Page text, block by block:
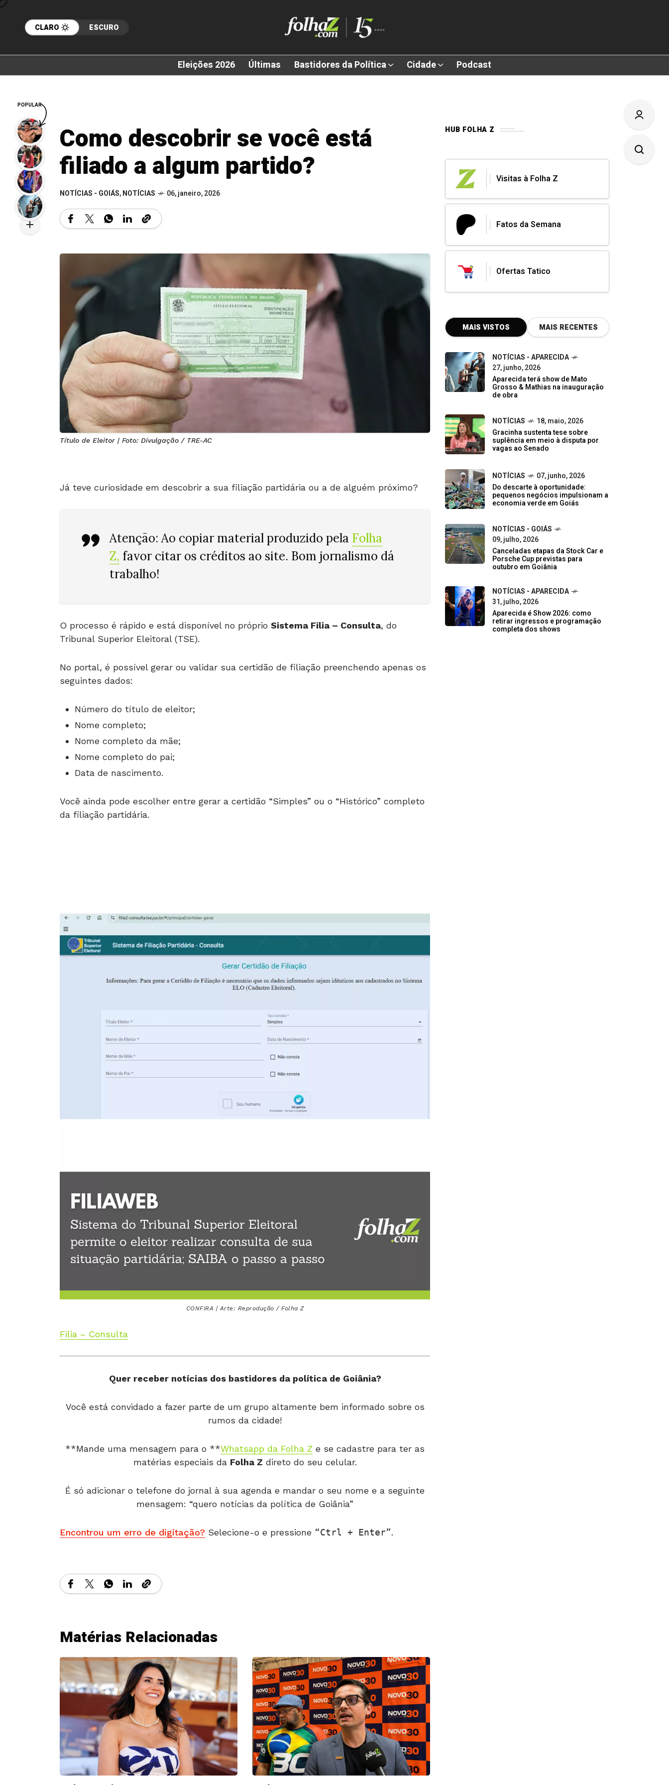
CLARO ESCURO
Eleições 2026 Últimas Bastidores da Política Cidade Podcast
Como descobrir se você está
filiado a algum partido?
NOTÍCIAS - GOIÁS,NOTÍCIAS 06, janeiro, 2026
Título de Eleitor | Foto: Divulgação / TRE-AC
Já teve curiosidade em descobrir a sua filiação partidária ou a de alguém próximo?
Atenção: Ao copiar material produzido pela Folha
Z, favor citar os créditos ao site. Bom jornalismo dá
trabalho!
O processo é rápido e está disponível no próprio Sistema Filia – Consulta, do
Tribunal Superior Eleitoral (TSE).
No portal, é possível gerar ou validar sua certidão de filiação preenchendo apenas os
seguintes dados:
Número do título de eleitor;
Nome completo;
Nome completo da mãe;
Nome completo do pai;
Data de nascimento.
Você ainda pode escolher entre gerar a certidão “Simples” ou o “Histórico” completo
da filiação partidária.
CONFIRA | Arte: Reprodução / Folha Z
Filia – Consulta
Quer receber notícias dos bastidores da política de Goiânia?
Você está convidado a fazer parte de um grupo altamente bem informado sobre os
rumos da cidade!
**Mande uma mensagem para o **Whatsapp da Folha Z e se cadastre para ter as
matérias especiais da Folha Z direto do seu celular.
É só adicionar o telefone do jornal à sua agenda e mandar o seu nome e a seguinte
mensagem: “quero notícias da política de Goiânia”
Encontrou um erro de digitação? Selecione-o e pressione Ctrl + Enter .
Matérias Relacionadas
HUB FOLHA Z
Visitas à Folha Z
Fatos da Semana
Ofertas Tatico
MAIS VISTOS MAIS RECENTES
NOTÍCIAS - APARECIDA
27, junho, 2026
Aparecida terá show de Mato
Grosso & Mathias na inauguração
de obra
NOTÍCIAS
18, maio, 2026
Gracinha sustenta tese sobre
suplência em meio à disputa por
vagas ao Senado
NOTÍCIAS
07, junho, 2026
Do descarte à oportunidade:
pequenos negócios impulsionam a
economia verde em Goiás
NOTÍCIAS - GOIÁS
09, julho, 2026
Canceladas etapas da Stock Car e
Porsche Cup previstas para
outubro em Goiânia
NOTÍCIAS - APARECIDA
31, julho, 2026
Aparecida é Show 2026: como
retirar ingressos e programação
completa dos shows
POPULAR